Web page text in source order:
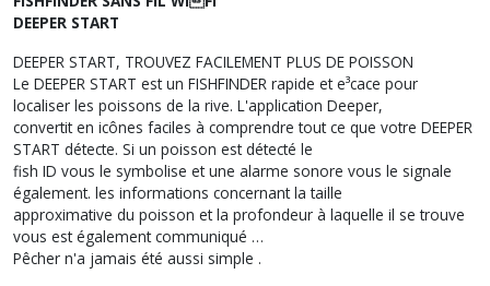
DEEPER START
DEEPER START, TROUVEZ FACILEMENT PLUS DE POISSON
Le DEEPER START est un FISHFINDER rapide et e³cace pour
localiser les poissons de la rive. L'application Deeper,
convertit en icônes faciles à comprendre tout ce que votre DEEPER
START détecte. Si un poisson est détecté le
fish ID vous le symbolise et une alarme sonore vous le signale
également. les informations concernant la taille
approximative du poisson et la profondeur à laquelle il se trouve
vous est également communiqué …
Pêcher n'a jamais été aussi simple .